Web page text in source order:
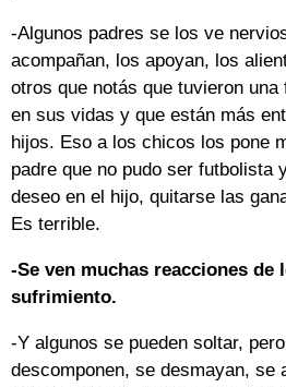
-Algunos padres se los ve
acompañan, los apoyan, los
otros que notás que tuvieron una
en sus vidas y que están más
hijos. Eso a los chicos los pone
padre que no pudo ser futbolista
deseo en el hijo, quitarse las
Es terrible.
-Se ven muchas reacciones de
sufrimiento.
-Y algunos se pueden soltar,
descomponen, se desmayan, se